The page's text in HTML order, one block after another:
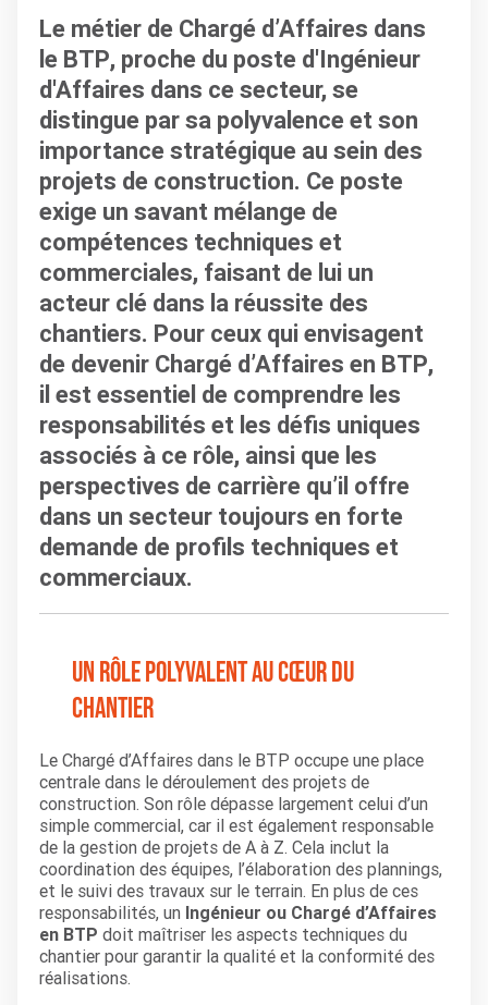
Le métier de Chargé d’Affaires dans
le BTP, proche du poste d'Ingénieur
d'Affaires dans ce secteur, se
distingue par sa polyvalence et son
importance stratégique au sein des
projets de construction. Ce poste
exige un savant mélange de
compétences techniques et
commerciales, faisant de lui un
acteur clé dans la réussite des
chantiers. Pour ceux qui envisagent
de devenir Chargé d’Affaires en BTP,
il est essentiel de comprendre les
responsabilités et les défis uniques
associés à ce rôle, ainsi que les
perspectives de carrière qu’il offre
dans un secteur toujours en forte
demande de profils techniques et
commerciaux.
Un rôle polyvalent au cœur du
chantier
Le Chargé d’Affaires dans le BTP occupe une place
centrale dans le déroulement des projets de
construction. Son rôle dépasse largement celui d’un
simple commercial, car il est également responsable
de la gestion de projets de A à Z. Cela inclut la
coordination des équipes, l’élaboration des plannings,
et le suivi des travaux sur le terrain. En plus de ces
responsabilités, un Ingénieur ou Chargé d’Affaires
en BTP doit maîtriser les aspects techniques du
chantier pour garantir la qualité et la conformité des
réalisations.